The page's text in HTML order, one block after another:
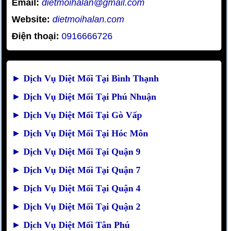
Email: dietmoihalan@gmail.com
Website: dietmoihalan.com
Điện thoại: 0916666726
► Dịch Vụ Diệt Mối Tại Bình Thạnh
► Dịch Vụ Diệt Mối Tại Phú Nhuận
► Dịch Vụ Diệt Mối Tại Gò Vấp
► Dịch Vụ Diệt Mối Tại Hóc Môn
► Dịch Vụ Diệt Mối Tại Quận 9
► Dịch Vụ Diệt Mối Tại Quận 7
► Dịch Vụ Diệt Mối Tại Quận 4
► Dịch Vụ Diệt Mối Tại Quận 2
► Dịch Vụ Diệt Mối Tân Phú